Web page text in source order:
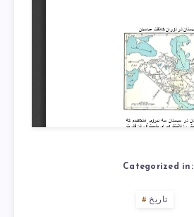
Categorized in:
تاریخ